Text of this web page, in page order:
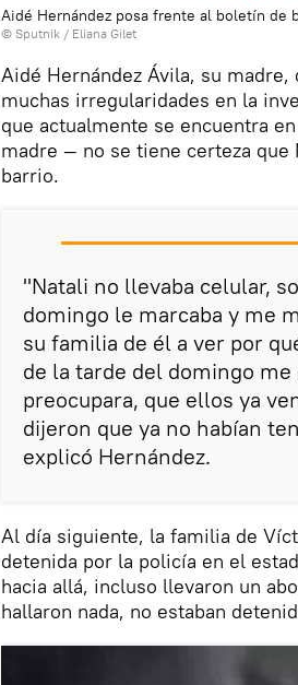
Aidé Hernández posa frente al boletín de
© Sputnik / Eliana Gilet
Aidé Hernández Ávila, su
muchas irregularidades en la
que actualmente se encuentra
madre — no se tiene certeza
barrio.
"Natali no llevaba celular,
domingo le marcaba y me
su familia de él a ver por
de la tarde del domingo
preocupara, que ellos ya
dijeron que ya no habían
explicó Hernández.
Al día siguiente, la familia de
detenida por la policía en el
hacia allá, incluso llevaron un
hallaron nada, no estaban